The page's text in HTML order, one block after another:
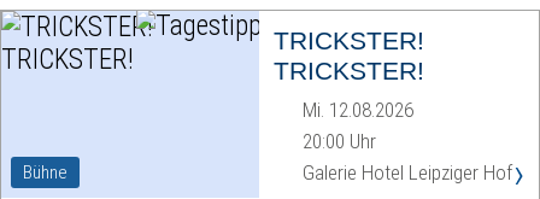
Bühne
TRICKSTER!
TRICKSTER!
Mi. 12.08.2026
20:00 Uhr
Galerie Hotel Leipziger Hof›